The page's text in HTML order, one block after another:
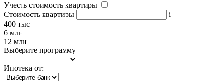
Учесть стоимость квартиры
Стоимость квартиры
i
400 тыс
6 млн
12 млн
Выберите программу
Ипотека от: